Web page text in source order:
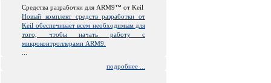
Средства разработки для ARM9™ от Keil
Новый комплект средств разработки от
Keil обеспечивает всем необходимым для
того, чтобы начать работу с
микроконтроллерами ARM9.
подробнее ...